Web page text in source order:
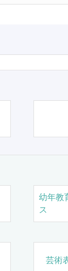
幼年教
ス
芸術